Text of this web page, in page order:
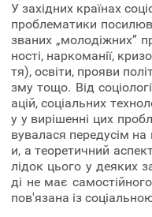
У західних країнах
проблематики
званих „молодіжних”
ності, наркоманії,
тя), освіти, прояви
зму тощо. Від
ацій, соціальних
у у вирішенні цих
вувалася передусім
и, а теоретичний
лідок цього у деяких
ді не має
пов'язана із